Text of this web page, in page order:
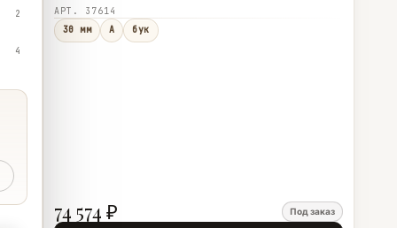
2
4
АРТ. 37614
30 мм
А бук
74 574 ₽ Под заказ